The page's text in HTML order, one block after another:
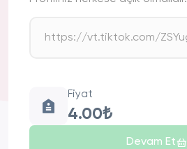
Fiyat
4.00₺
Devam Et